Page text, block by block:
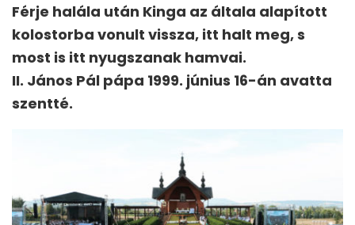
Férje halála után Kinga az általa alapított
kolostorba vonult vissza, itt halt meg, s
most is itt nyugszanak hamvai.
II. János Pál pápa 1999. június 16-án avatta
szentté.